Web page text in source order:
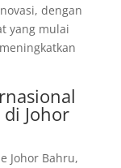
dengan
yang mulai
Johor
Johor Bahru,